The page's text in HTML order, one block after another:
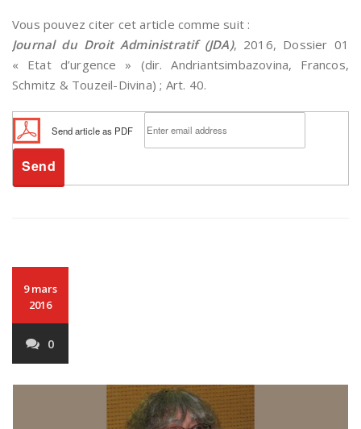
Vous pouvez citer cet article comme suit :
Journal du Droit Administratif (JDA), 2016, Dossier 01
« Etat d’urgence » (dir. Andriantsimbazovina, Francos,
Schmitz & Touzeil-Divina) ; Art. 40.
Send article as PDF
9 mars
2016
0